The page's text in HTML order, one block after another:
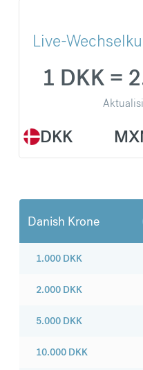
Live-
DKK
1 DKK =
Danish Krone
1.000 DKK
2.000 DKK
5.000 DKK
10.000 DKK